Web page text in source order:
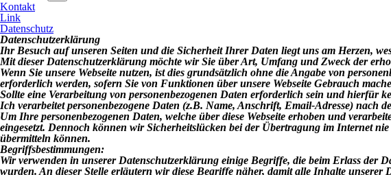
Kontakt
Link
Datenschutz
Datenschutzerklärung
Ihr Besuch auf unseren Seiten und die Sicherheit Ihrer Daten liegt uns am Herzen,
Mit dieser Datenschutzerklärung möchte wir Sie über Art, Umfang und Zweck der
Wenn Sie unsere Webseite nutzen, ist dies grundsätzlich ohne die Angabe von
erforderlich werden, sofern Sie von Funktionen über unsere Webseite Gebrauch
Sollte eine Verarbeitung von personenbezogenen Daten erforderlich sein und hierfür
Ich verarbeitet personenbezogene Daten (z.B. Name, Anschrift, Email-Adresse)
Um Ihre personenbezogenen Daten, welche über diese Webseite erhoben und
eingesetzt. Dennoch können wir Sicherheitslücken bei der Übertragung im Internet
übermitteln können.
Begriffsbestimmungen:
Wir verwenden in unserer Datenschutzerklärung einige Begriffe, die beim Erlass
wurden. An dieser Stelle erläutern wir diese Begriffe näher, damit alle Inhalte